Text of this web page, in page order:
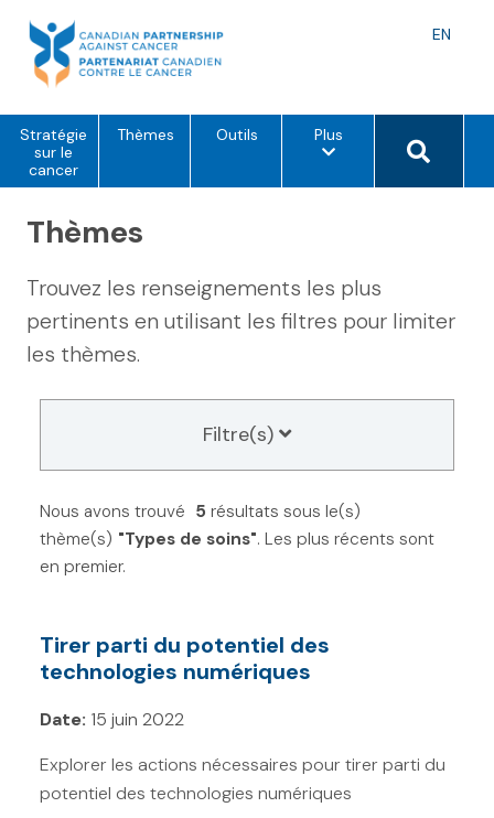
content
EN
Stratégie
sur le
cancer
Thèmes Outils Pluso
i
m
n
Search
Thèmes
Trouvez les renseignements les plus
pertinents en utilisant les filtres pour limiter
les thèmes.
Filtre(s)
Filtres Réinitialiser
T
i
s
F
i
Continuum du cancer
Types de soins
Chimiothérapie (0)
Chirurgie (0)
Nous avons trouvé 5 résultats sous le(s)
thème(s) "Types de soins". Les plus récents sont
en premier.
Tirer parti du potentiel des
technologies numériques
Date: 15 juin 2022
Explorer les actions nécessaires pour tirer parti du
potentiel des technologies numériques